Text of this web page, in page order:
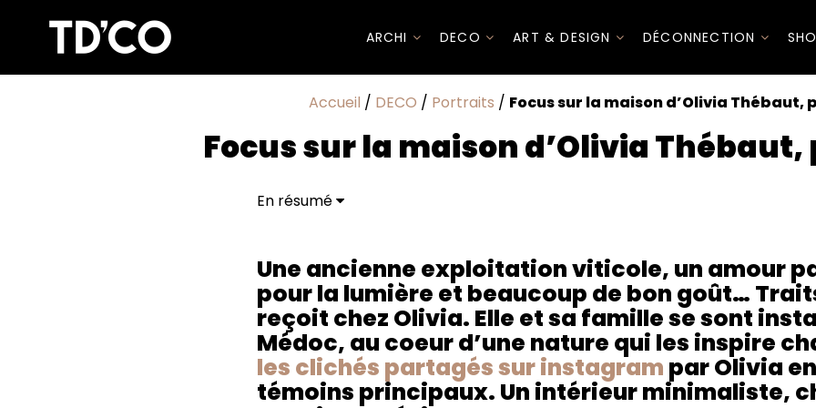
ARCHI DECO ART & DESIGN DÉCONNECTION
Accueil / DECO / Portraits / Focus sur la maison d’Olivia
Focus sur la maison d’Olivia
En résumé
nature qui les inspire chaque jour ; les clichés partagés sur instagram par
principaux. Un intérieur minimaliste, chaleureux, empli de poésie.
La minute « très déco » d'Olivia
Une ancienne exploitation viticole, un amour
pour la lumière et beaucoup de bon goût…
reçoit chez Olivia. Elle et sa famille se sont
Médoc, au coeur d’une nature qui les inspire
les clichés partagés sur instagram par Olivia
témoins principaux. Un intérieur minimaliste,